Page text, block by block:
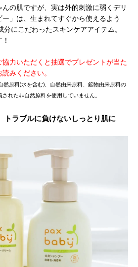
の肌ですが、実は外的刺激に弱くデリ
」は、生まれてすぐから使えるよう
分にこだわったスキンケアアイテム。
力いただくと抽選でプレゼントが当た
みください。
然原料(水を含む)、自然由来原料、鉱物由来原料の
れた非自然原料を使用していません。
トラブルに負けないしっとり肌に